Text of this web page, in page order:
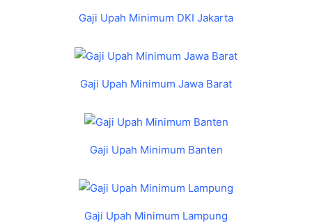
Gaji Upah Minimum DKI Jakarta
Gaji Upah Minimum Jawa Barat
Gaji Upah Minimum Banten
Gaji Upah Minimum Lampung